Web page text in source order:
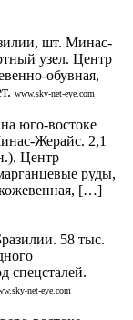
шт. Минас-
узел. Центр
обувная,
www.sky-net-eye.com
юго-востоке
Жерайс. 2,1
Центр
руды,
кожевенная, […]
58 тыс.
спецсталей.
net-eye.com